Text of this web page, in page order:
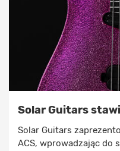
Solar Guitars
Solar Guitars
ACS, wprowadzając do